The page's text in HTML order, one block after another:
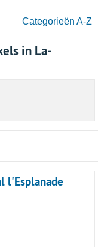
Categorieën A-Z
in La-
l'Esplanade